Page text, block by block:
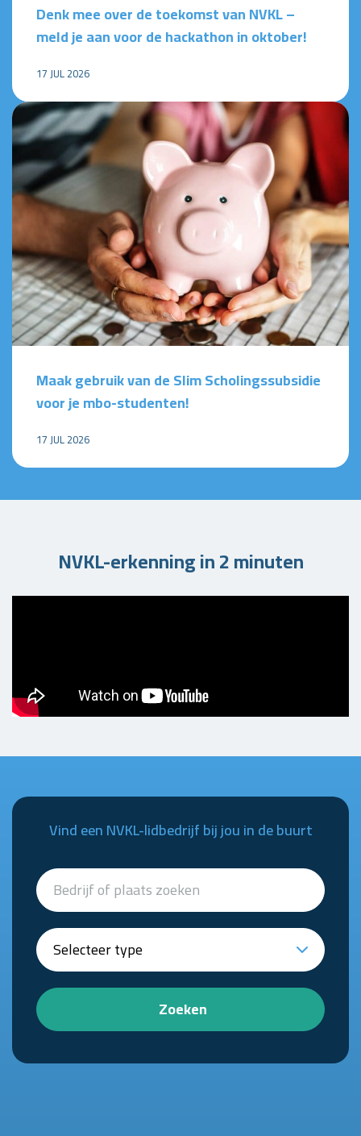
Denk mee over de toekomst van NVKL –
meld je aan voor de hackathon in oktober!
17 JUL 2026
Maak gebruik van de Slim Scholingssubsidie
voor je mbo-studenten!
17 JUL 2026
NVKL-erkenning in 2 minuten
Vind een NVKL-lidbedrijf bij jou in de buurt
Zoeken